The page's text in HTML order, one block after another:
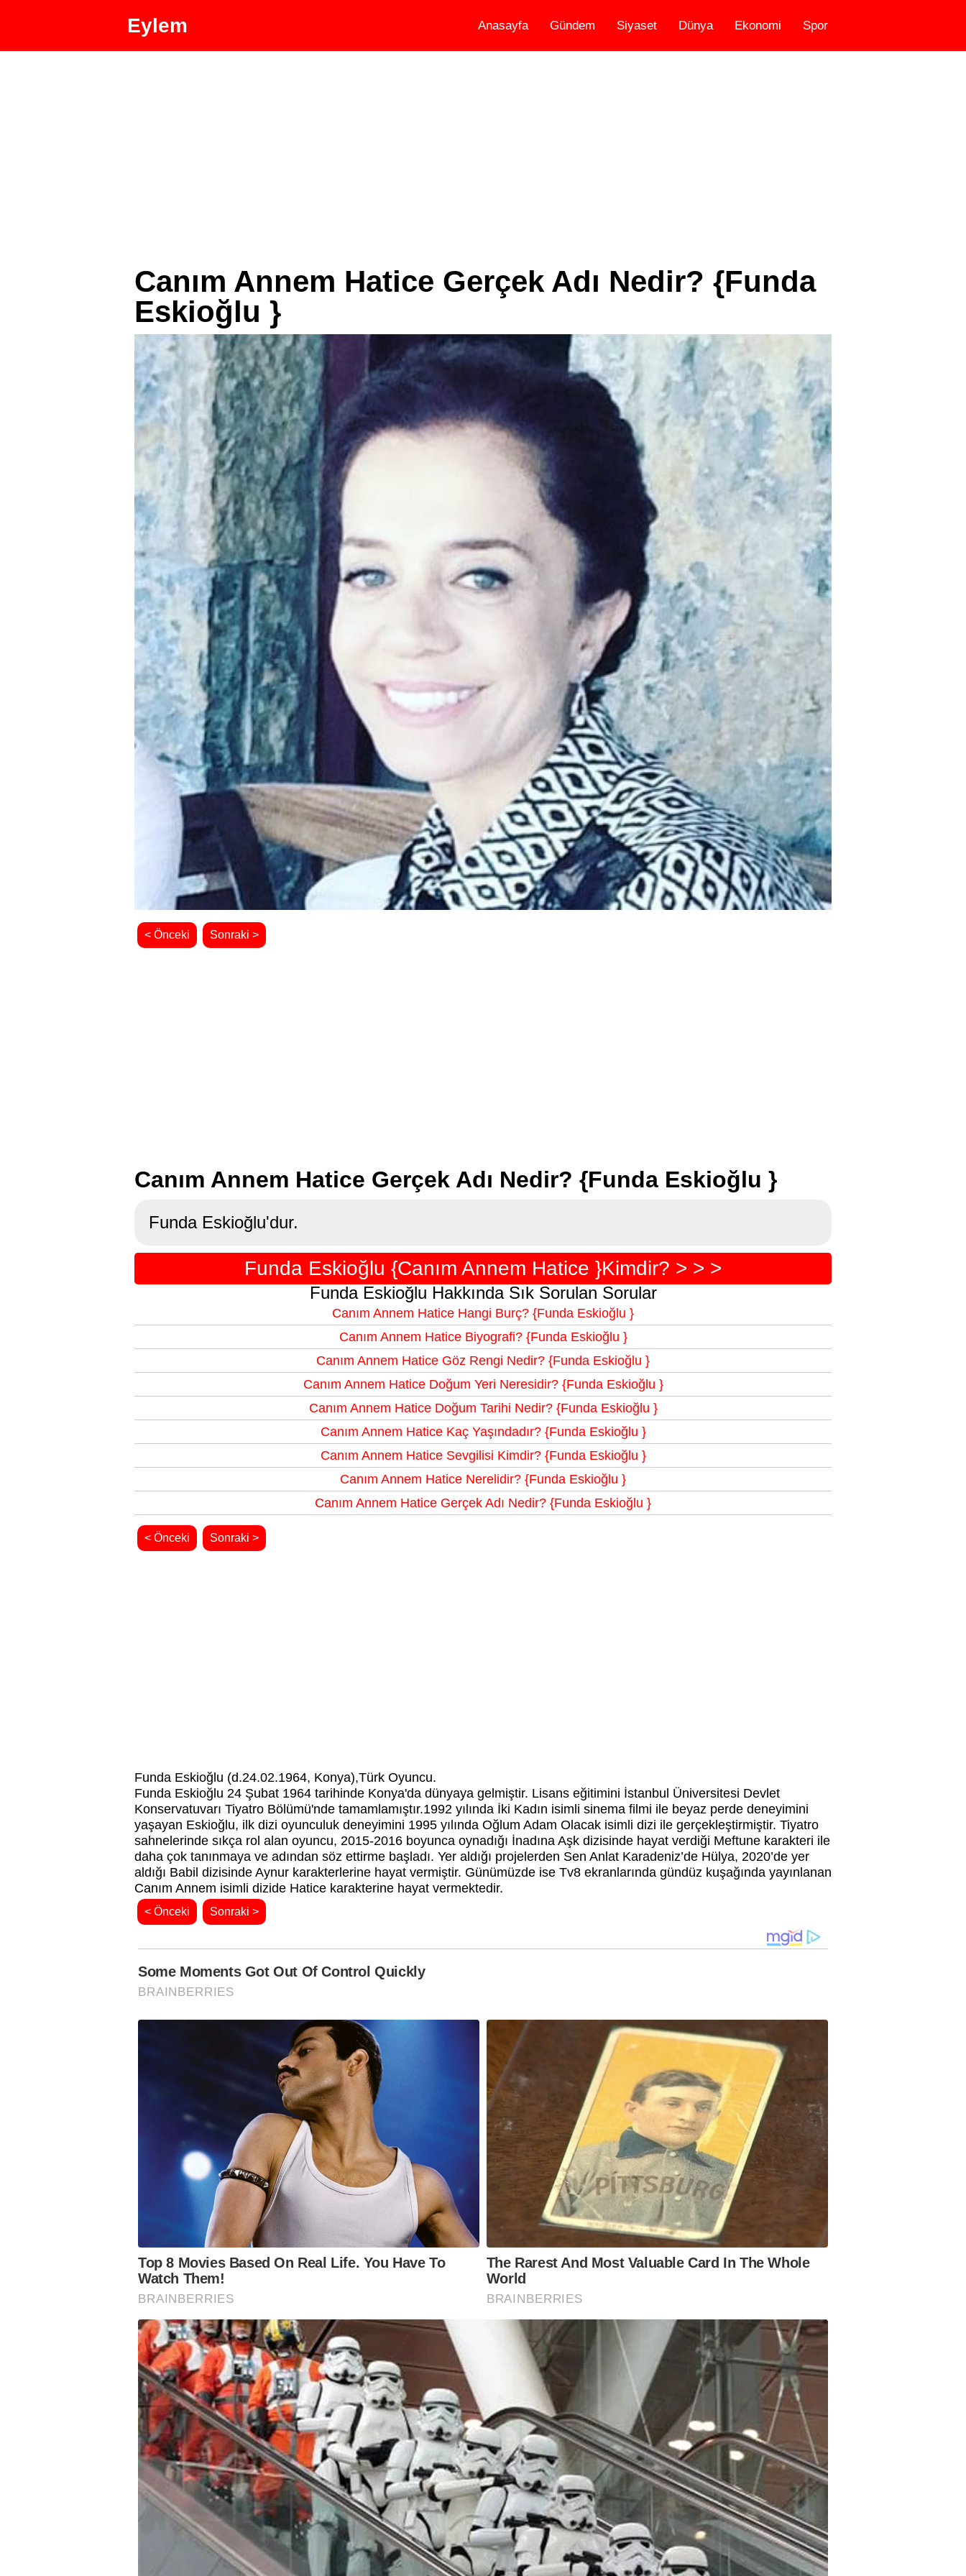
Eylem Anasayfa Gündem Siyaset Dünya Ekonomi Spor
Canım Annem Hatice Gerçek Adı Nedir? {Funda
Eskioğlu }
< Önceki Sonraki >
Canım Annem Hatice Gerçek Adı Nedir? {Funda Eskioğlu }
Funda Eskioğlu'dur.
Funda Eskioğlu {Canım Annem Hatice }Kimdir? > > >
Funda Eskioğlu Hakkında Sık Sorulan Sorular
Canım Annem Hatice Hangi Burç? {Funda Eskioğlu }
Canım Annem Hatice Biyografi? {Funda Eskioğlu }
Canım Annem Hatice Göz Rengi Nedir? {Funda Eskioğlu }
Canım Annem Hatice Doğum Yeri Neresidir? {Funda Eskioğlu }
Canım Annem Hatice Doğum Tarihi Nedir? {Funda Eskioğlu }
Canım Annem Hatice Kaç Yaşındadır? {Funda Eskioğlu }
Canım Annem Hatice Sevgilisi Kimdir? {Funda Eskioğlu }
Canım Annem Hatice Nerelidir? {Funda Eskioğlu }
Canım Annem Hatice Gerçek Adı Nedir? {Funda Eskioğlu }
< Önceki Sonraki >
Funda Eskioğlu (d.24.02.1964, Konya),Türk Oyuncu.
Funda Eskioğlu 24 Şubat 1964 tarihinde Konya'da dünyaya gelmiştir. Lisans eğitimini İstanbul Üniversitesi Devlet
Konservatuvarı Tiyatro Bölümü'nde tamamlamıştır.1992 yılında İki Kadın isimli sinema filmi ile beyaz perde deneyimini
yaşayan Eskioğlu, ilk dizi oyunculuk deneyimini 1995 yılında Oğlum Adam Olacak isimli dizi ile gerçekleştirmiştir. Tiyatro
sahnelerinde sıkça rol alan oyuncu, 2015-2016 boyunca oynadığı İnadına Aşk dizisinde hayat verdiği Meftune karakteri ile
daha çok tanınmaya ve adından söz ettirme başladı. Yer aldığı projelerden Sen Anlat Karadeniz’de Hülya, 2020’de yer
aldığı Babil dizisinde Aynur karakterlerine hayat vermiştir. Günümüzde ise Tv8 ekranlarında gündüz kuşağında yayınlanan
Canım Annem isimli dizide Hatice karakterine hayat vermektedir.
< Önceki Sonraki >